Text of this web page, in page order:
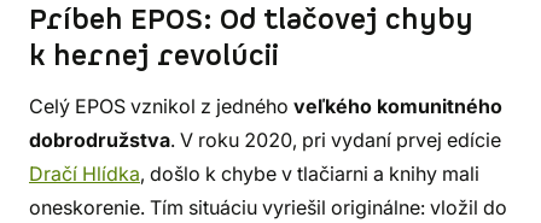
Príbeh EPOS: Od tlačovej chyby
k hernej revolúcii
Celý EPOS vznikol z jedného veľkého komunitného
dobrodružstva. V roku 2020, pri vydaní prvej edície
Dračí Hlídka, došlo k chybe v tlačiarni a knihy mali
oneskorenie. Tím situáciu vyriešil originálne: vložil do